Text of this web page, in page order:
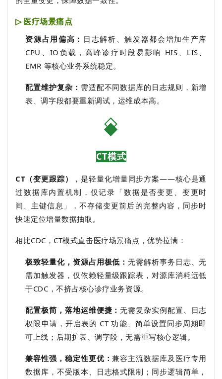
▷ 医疗场景痛点
资源占用偏高： 日志解析、触发器都会增加生产库
CPU、IO负载，高峰诊疗时段易影响 HIS、LIS、
EMR 等核心业务系统稳定。
配置维护复杂： 需适配不同数据库的日志规则，新增
表、调字段都要重新调试，运维成本高。
CT模式
CT（变更跟踪）
，是轻量化增量同步方案——核心是通
过数据库内置机制，仅记录「数据是否变更、变更时
间、主键信息」，不存储变更前后的完整内容，同步时
快速定位增量数据抽取。
相比CDC，CT模式直击医疗场景痛点，优势拉满：
极致轻量化，资源占用极低：无需解析事务日志、无
需加触发器，仅依赖轻量级跟踪表，对源库消耗远低
于CDC，不挤占核心诊疗业务资源。
配置极简，落地运维便捷：无需复杂实例配置、日志
权限申请，开启表的 CT 功能、简单设置同步周期即
可上线；后期扩表、调字段，无需重写核心逻辑。
兼容性强，稳定性更优：兼容主流数据库及医疗专用
数据库，不受版本、日志格式限制；同步逻辑简单，